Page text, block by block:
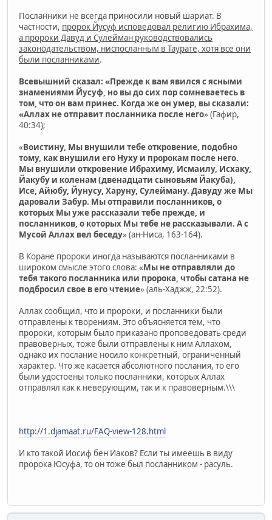
Посланники не всегда приносили новый шариат. В
частности, пророк Йусуф исповедовал религию Ибрахима,
а пророки Давуд и Сулейман руководствовались
законодательством, ниспосланным в Таурате, хотя все они
были посланниками.
Всевышний сказал: «Прежде к вам явился с ясными
знамениями Йусуф, но вы до сих пор сомневаетесь в
том, что он вам принес. Когда же он умер, вы сказали:
«Аллах не отправит посланника после него» (Гафир,
40:34);
«Воистину, Мы внушили тебе откровение, подобно
тому, как внушили его Нуху и пророкам после него.
Мы внушили откровение Ибрахиму, Исмаилу, Исхаку,
Йакубу и коленам (двенадцати сыновьям Йакуба),
Исе, Айюбу, Йунусу, Харуну, Сулейману. Давуду же Мы
даровали Забур. Мы отправили посланников, о
которых Мы уже рассказали тебе прежде, и
посланников, о которых Мы тебе не рассказывали. А с
Мусой Аллах вел беседу» (ан-Ниса, 163-164).
В Коране пророки иногда называются посланниками в
широком смысле этого слова: «Мы не отправляли до
тебя такого посланника или пророка, чтобы сатана не
подбросил свое в его чтение» (аль-Хаджж, 22:52).
Аллах сообщил, что и пророки, и посланники были
отправлены к творениям. Это объясняется тем, что
пророки, которым было приказано проповедовать среди
правоверных, тоже были отправлены к ним Аллахом,
однако их послание носило конкретный, ограниченный
характер. Что же касается абсолютного послания, то его
были удостоены только посланники, которых Аллах
отправлял как к неверующим, так и к правоверным.\\\
http://1.djamaat.ru/FAQ-view-128.html
И кто такой Иосиф бен Иаков? Если ты имеешь в виду
пророка Юсуфа, то он тоже был посланником - расуль.